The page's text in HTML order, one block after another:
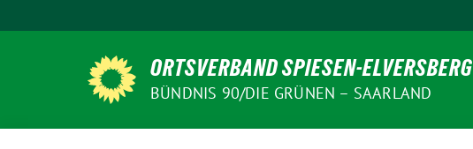
zum
ORTSVERBAND SPIESEN-ELVERSBERG
BÜNDNIS 90/DIE GRÜNEN – SAARLAND